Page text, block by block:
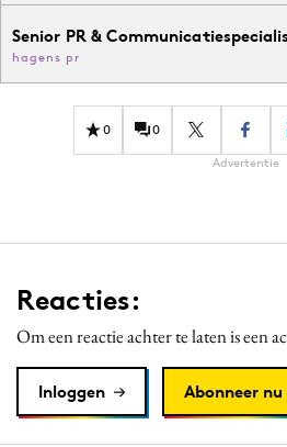
Senior PR &
hagens pr
0 0
Advertentie
Reacties:
Om een reactie achter te laten is een
Inloggen Abonneer nu